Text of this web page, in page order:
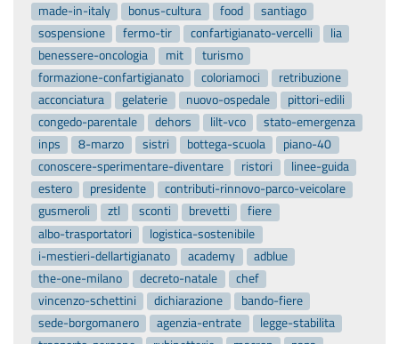
made-in-italy
bonus-cultura food
santiago
sospensione
fermo-tir confartigianato-vercelli
lia
benessere-oncologia
mit
turismo
formazione-confartigianato
coloriamoci
retribuzione
acconciatura
gelaterie nuovo-ospedale
pittori-edili
congedo-parentale
dehors lilt-vco
stato-emergenza
inps
8-marzo sistri bottega-scuola
piano-40
conoscere-sperimentare-diventare
ristori
linee-guida
estero
presidente
contributi-rinnovo-parco-veicolare
gusmeroli
ztl sconti brevetti
fiere
albo-trasportatori
logistica-sostenibile
i-mestieri-dellartigianato
academy
adblue
the-one-milano
decreto-natale
chef
vincenzo-schettini
dichiarazione
bando-fiere
sede-borgomanero
agenzia-entrate
legge-stabilita